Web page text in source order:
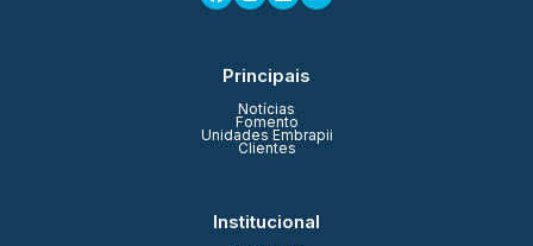
Principais
Notícias
Fomento
Unidades Embrapii
Clientes
Institucional